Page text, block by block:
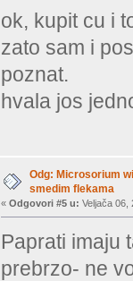
ok, kupit cu i
zato sam i
poznat.
hvala jos
Odg: Microsorium
smedim flekama
« Odgovori #5 u: Veljača 06,
Paprati imaju
prebrzo- ne